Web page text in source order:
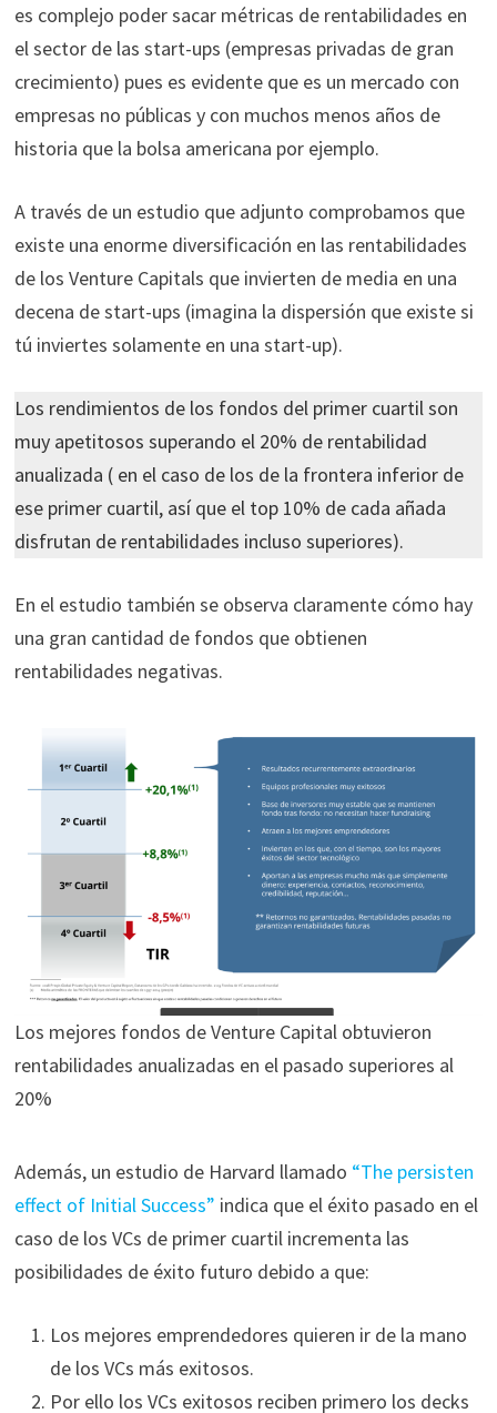
es complejo poder sacar métricas de rentabilidades en
el sector de las start-ups (empresas privadas de gran
crecimiento) pues es evidente que es un mercado con
empresas no públicas y con muchos menos años de
historia que la bolsa americana por ejemplo.
A través de un estudio que adjunto comprobamos que
existe una enorme diversificación en las rentabilidades
de los Venture Capitals que invierten de media en una
decena de start-ups (imagina la dispersión que existe si
tú inviertes solamente en una start-up).
Los rendimientos de los fondos del primer cuartil son
muy apetitosos superando el 20% de rentabilidad
anualizada ( en el caso de los de la frontera inferior de
ese primer cuartil, así que el top 10% de cada añada
disfrutan de rentabilidades incluso superiores).
En el estudio también se observa claramente cómo hay
una gran cantidad de fondos que obtienen
rentabilidades negativas.
Los mejores fondos de Venture Capital obtuvieron
rentabilidades anualizadas en el pasado superiores al
20%
Además, un estudio de Harvard llamado “The persisten
effect of Initial Success” indica que el éxito pasado en el
caso de los VCs de primer cuartil incrementa las
posibilidades de éxito futuro debido a que:
Los mejores emprendedores quieren ir de la mano
de los VCs más exitosos.
Por ello los VCs exitosos reciben primero los decks